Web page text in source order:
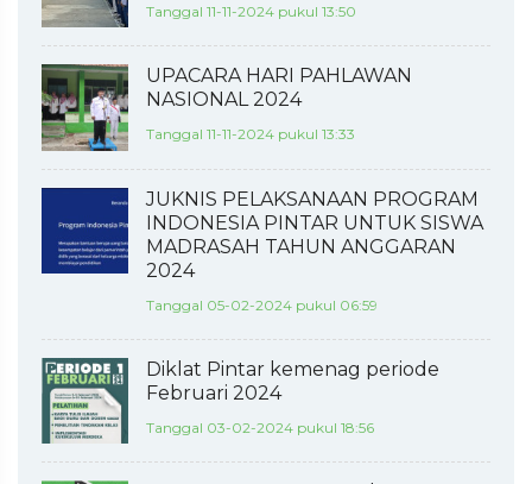
Tanggal 11-11-2024 pukul 13:50
UPACARA HARI PAHLAWAN
NASIONAL 2024
Tanggal 11-11-2024 pukul 13:33
JUKNIS PELAKSANAAN PROGRAM
INDONESIA PINTAR UNTUK SISWA
MADRASAH TAHUN ANGGARAN
2024
Tanggal 05-02-2024 pukul 06:59
Diklat Pintar kemenag periode
Februari 2024
Tanggal 03-02-2024 pukul 18:56